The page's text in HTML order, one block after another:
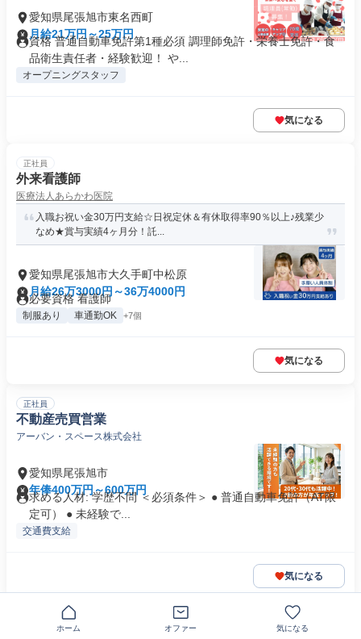
愛知県尾張旭市東名西町
月給21万円～25万円
資格 普通自動車免許第1種必須 調理師免許・栄養士免許・食
品衛生責任者・経験歓迎！ や...
オープニングスタッフ
気になる
正社員
外来看護師
医療法人あらかわ医院
入職お祝い金30万円支給☆日祝定休＆有休取得率90％以上♪残業少
なめ★賞与実績4ヶ月分！託...
愛知県尾張旭市大久手町中松原
月給26万3000円～36万4000円
必要資格 看護師
制服あり 車通勤OK +7個
気になる
正社員
不動産売買営業
アーバン・スペース株式会社
愛知県尾張旭市
年俸400万円～600万円
求める人材: 学歴不問 ＜必須条件＞ ● 普通自動車免許（AT限
定可） ● 未経験で...
交通費支給
気になる
精肉部門スタッフ
ホーム オファー 気になる